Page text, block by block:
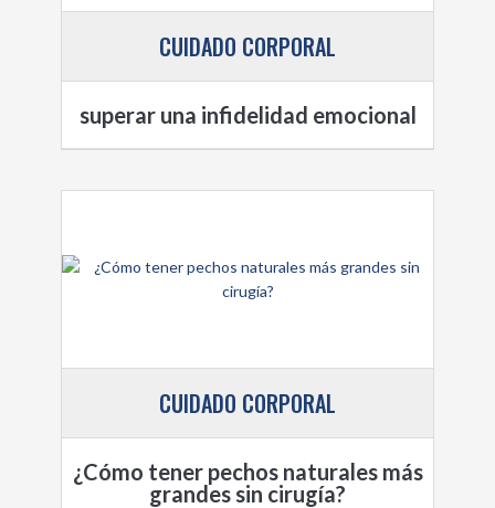
CUIDADO CORPORAL
superar una infidelidad emocional
CUIDADO CORPORAL
¿Cómo tener pechos naturales más
grandes sin cirugía?